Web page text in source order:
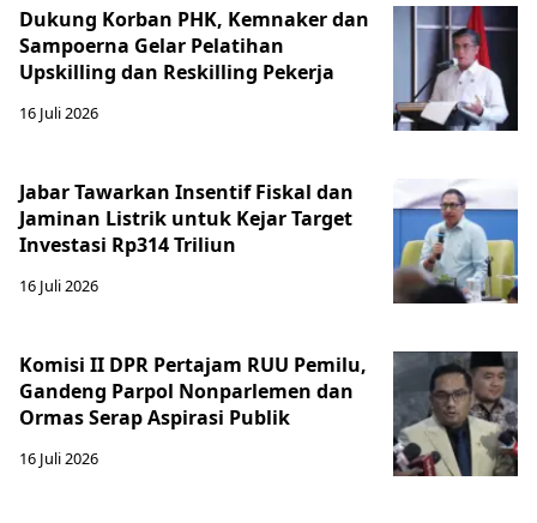
Dukung Korban PHK, Kemnaker dan
Sampoerna Gelar Pelatihan
Upskilling dan Reskilling Pekerja
16 Juli 2026
Jabar Tawarkan Insentif Fiskal dan
Jaminan Listrik untuk Kejar Target
Investasi Rp314 Triliun
16 Juli 2026
Komisi II DPR Pertajam RUU Pemilu,
Gandeng Parpol Nonparlemen dan
Ormas Serap Aspirasi Publik
16 Juli 2026